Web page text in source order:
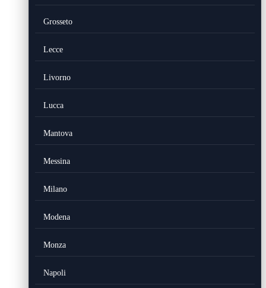
Grosseto
Lecce
Livorno
Lucca
Mantova
Messina
Milano
Modena
Monza
Napoli